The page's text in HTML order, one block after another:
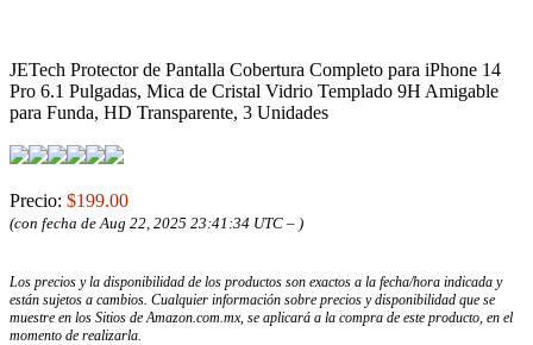
JETech Protector de Pantalla Cobertura Completo para iPhone 14
Pro 6.1 Pulgadas, Mica de Cristal Vidrio Templado 9H Amigable
para Funda, HD Transparente, 3 Unidades
Precio: $199.00
(con fecha de Aug 22, 2025 23:41:34 UTC – )
Los precios y la disponibilidad de los productos son exactos a la fecha/hora indicada y
están sujetos a cambios. Cualquier información sobre precios y disponibilidad que se
muestre en los Sitios de Amazon.com.mx, se aplicará a la compra de este producto, en el
momento de realizarla.